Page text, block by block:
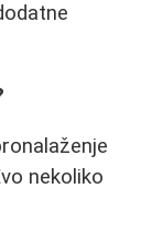
nekoliko